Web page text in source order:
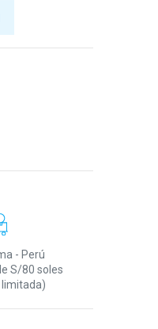
- Perú
S/80 soles